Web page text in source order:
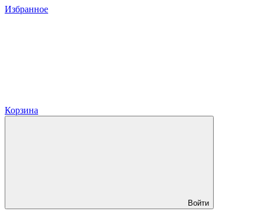
Избранное
Корзина
Войти